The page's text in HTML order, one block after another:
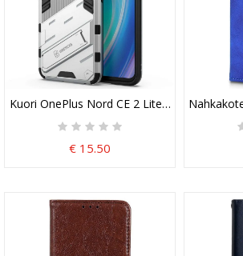
Kuori OnePlus Nord CE 2 Lite 5G
€ 15.50